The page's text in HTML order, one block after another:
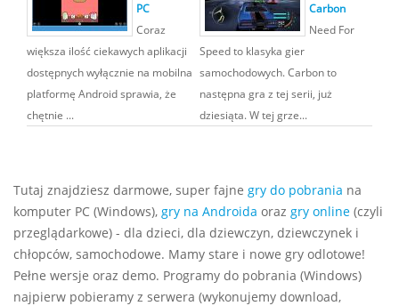
PC
Coraz
większa ilość ciekawych aplikacji
dostępnych wyłącznie na mobilna
platformę Android sprawia, że
chętnie ...
Carbon
Need For
Speed to klasyka gier
samochodowych. Carbon to
następna gra z tej serii, już
dziesiąta. W tej grze...
Tutaj znajdziesz darmowe, super fajne gry do pobrania na
komputer PC (Windows), gry na Androida oraz gry online (czyli
przeglądarkowe) - dla dzieci, dla dziewczyn, dziewczynek i
chłopców, samochodowe. Mamy stare i nowe gry odlotowe!
Pełne wersje oraz demo. Programy do pobrania (Windows)
najpierw pobieramy z serwera (wykonujemy download,